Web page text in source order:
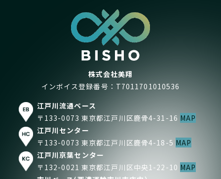
株式会社美翔
インボイス登録番号：T7011701010536
江戸川流通ベース
〒133-0073 東京都江戸川区鹿骨4-31-16 MAP
江戸川センター
〒133-0073 東京都江戸川区鹿骨4-18-5 MAP
江戸川京葉センター
〒132-0021 東京都江戸川区中央1-22-10 MAP